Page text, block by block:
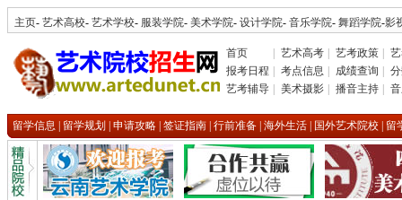
主页- 艺术高校- 艺术学校- 服装学院- 美术学院- 设计学院- 音乐学院- 舞蹈学院-影
首页 艺术高考 艺考政策
报考日程
考点信息 成绩查询
艺考辅导
美术摄影 播音主持
留学信息 留学规划 申请攻略 签证指南 行前准备 海外生活 国外艺术院校 留